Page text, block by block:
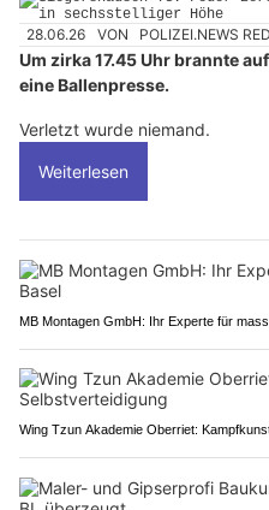
28.06.26 VON POLIZEI.NEWS
Um zirka 17.45 Uhr brannte
eine Ballenpresse.
Verletzt wurde niemand.
Weiterlesen
MB Montagen GmbH: Ihr Experte für
Wing Tzun Akademie Oberriet: